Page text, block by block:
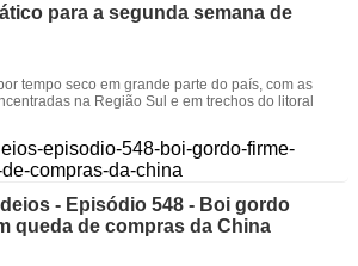
para a segunda semana de
tempo seco em grande parte do país, com as
na Região Sul e em trechos do litoral
- Episódio 548 - Boi gordo
queda de compras da China